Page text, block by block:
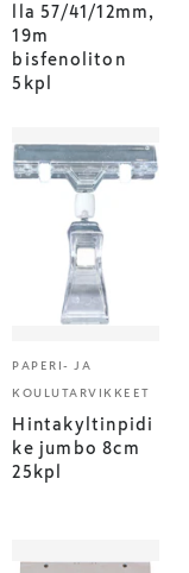
lla 57/41/12mm,
19m
bisfenoliton
5kpl
PAPERI- JA
KOULUTARVIKKEET
Hintakyltinpidi
ke jumbo 8cm
25kpl